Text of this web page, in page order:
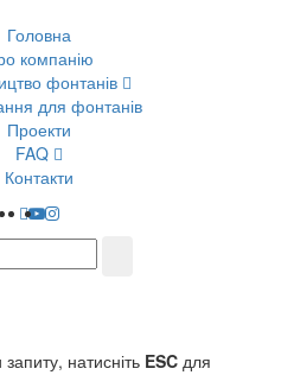
Головна
компанію
фонтанів
для фонтанів
Проекти
FAQ
Контакти
натисніть ESC для